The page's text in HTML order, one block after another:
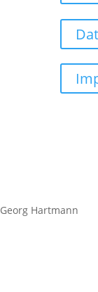
Georg Hartmann